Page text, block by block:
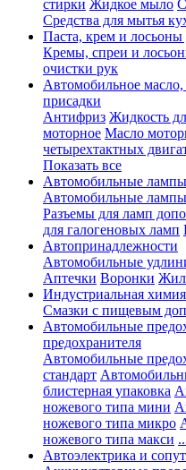
стирки Жидкое мыло
Средства для мытья
Паста, крем и лосьоны
Кремы, спреи и
очистки рук
Автомобильное
присадки
Антифриз Жидкость
моторное Масло
четырехтактных
Показать все
Автомобильные лампы
Автомобильные
Разъемы для ламп
для галогеновых ламп
Автопринадлежности
Автомобильные
Аптечки Воронки
Индустриальная
Смазки с пищевым
Автомобильные
предохранителя
Автомобильные
стандарт
блистерная упаковка
ножевого типа мини
ножевого типа микро
ножевого типа макси
Автоэлектрика и